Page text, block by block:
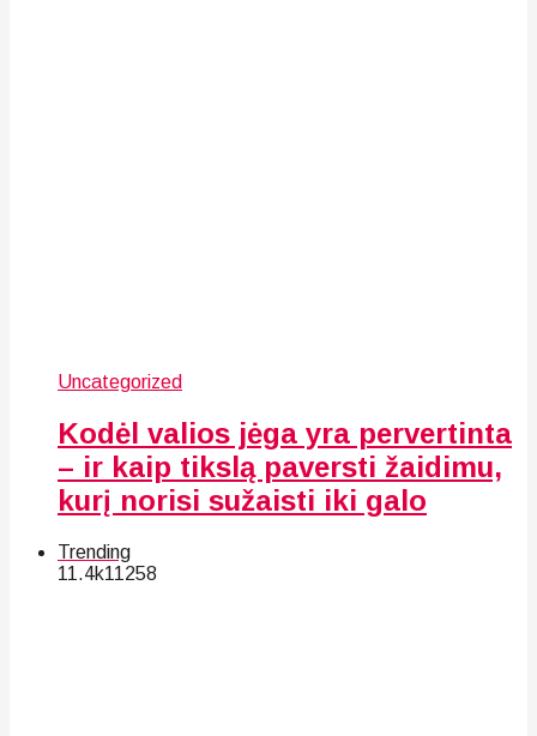
Uncategorized
Kodėl valios jėga yra pervertinta
– ir kaip tikslą paversti žaidimu,
kurį norisi sužaisti iki galo
Trending
11.4k11258